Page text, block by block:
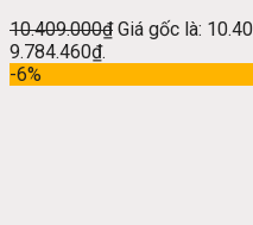
10.409.000₫ Giá gốc là:
9.784.460₫.
-6%